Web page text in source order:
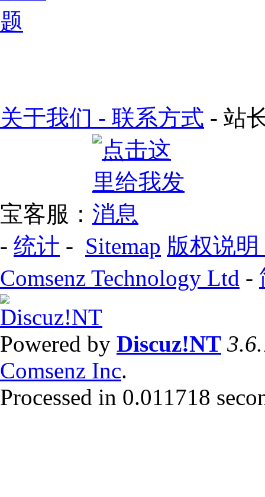
关于我们 - 联系方式 - 站
宝客服：
- 统计 - Sitemap 版权说明
Comsenz Technology Ltd -
Powered by Discuz!NT
Comsenz Inc.
Processed in 0.011718